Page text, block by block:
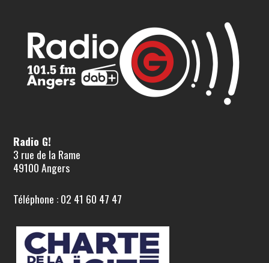
Radio G!
3 rue de la Rame
49100 Angers
Téléphone : 02 41 60 47 47